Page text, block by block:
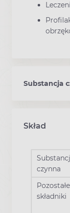
Substancja
Skład
czynna
Pozostałe
składniki